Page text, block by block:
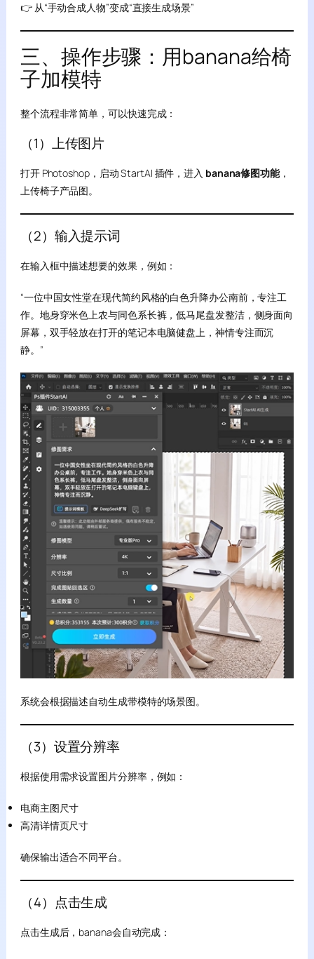
👉 从“手动合成人物”变成“直接生成场景”
三、操作步骤：用banana给椅
子加模特
整个流程非常简单，可以快速完成：
（1）上传图片
打开 Photoshop，启动 StartAI 插件，进入 banana修图功能，
上传椅子产品图。
（2）输入提示词
在输入框中描述想要的效果，例如：
“一位中国女性堂在现代简约风格的白色升降办公南前，专注工
作。地身穿米色上农与同色系长裤，低马尾盘发整洁，侧身面向
屏幕，双手轻放在打开的笔记本电脑健盘上，神情专注而沉
静。”
系统会根据描述自动生成带模特的场景图。
（3）设置分辨率
根据使用需求设置图片分辨率，例如：
电商主图尺寸
高清详情页尺寸
确保输出适合不同平台。
（4）点击生成
点击生成后，banana会自动完成：